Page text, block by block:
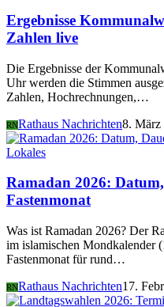
Ergebnisse
Zahlen live
Die Ergebnisse der
Uhr werden die Stimmen
Zahlen, Hochrechnungen,…
RNRathaus Nachrichten8. März
Lokales
Ramadan 2026:
Fastenmonat
Was ist Ramadan 2026? Der
im islamischen Mondkalender
Fastenmonat für rund…
RNRathaus Nachrichten17.